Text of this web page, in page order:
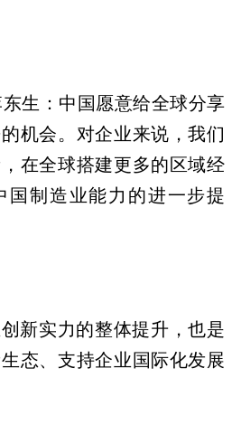
生：中国愿意给全球分享
机会。对企业来说，我们
在全球搭建更多的区域经
国制造业能力的进一步提
新实力的整体提升，也是
态、支持企业国际化发展